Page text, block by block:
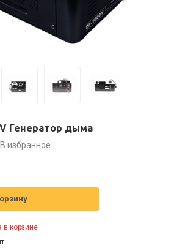
Генератор дыма
В избранное
в корзине